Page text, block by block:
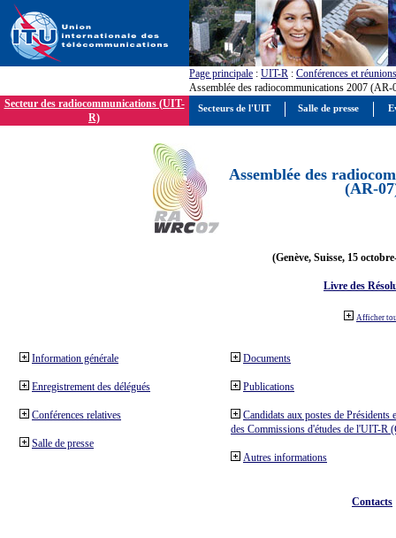
Page principale : UIT-R : Conférences et réunions
Assemblée des radiocommunications 2007 (AR-
Secteur des radiocommunications (UIT-
R)
Assemblée des
(AR-
(Genève, Suisse, 15
Livre des
Afficher
Information générale
Enregistrement des délégués
Conférences relatives
Salle de presse
Documents
Publications
Candidats aux postes de Présidents
des Commissions d'études de l'UIT-R
Autres informations
Contacts
Secteurs de l'UIT Salle de presse